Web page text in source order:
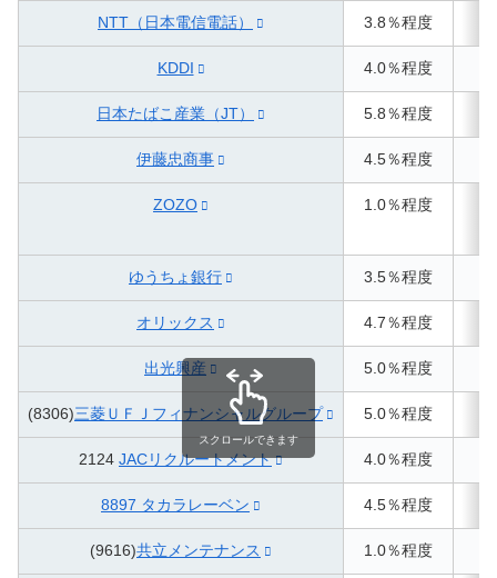
NTT（日本電信電話） 3.8％程度
KDDI 4.0％程度
日本たばこ産業（JT） 5.8％程度
伊藤忠商事 4.5％程度
ZOZO
1.0％程度
ゆうちょ銀行 3.5％程度
オリックス 4.7％程度
出光興産 5.0％程度
(8306)三菱ＵＦＪフィナンシャルグループ 5.0％程度
2124 JACリクルートメント 4.0％程度
8897 タカラレーベン 4.5％程度
(9616)共立メンテナンス 1.0％程度
スクロールできます